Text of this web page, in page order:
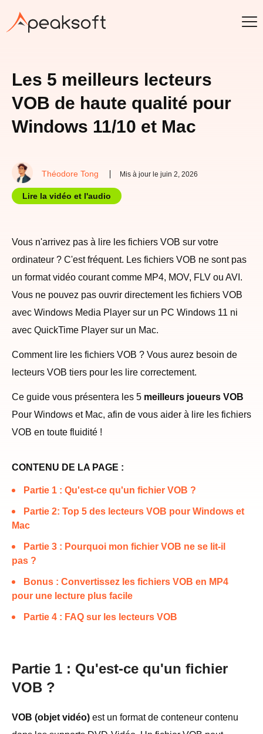
Les 5 meilleurs lecteurs
VOB de haute qualité pour
Windows 11/10 et Mac
Théodore Tong Mis à jour le juin 2, 2026
Lire la vidéo et l'audio
Vous n'arrivez pas à lire les fichiers VOB sur votre
ordinateur ? C'est fréquent. Les fichiers VOB ne sont pas
un format vidéo courant comme MP4, MOV, FLV ou AVI.
Vous ne pouvez pas ouvrir directement les fichiers VOB
avec Windows Media Player sur un PC Windows 11 ni
avec QuickTime Player sur un Mac.
Comment lire les fichiers VOB ? Vous aurez besoin de
lecteurs VOB tiers pour les lire correctement.
Ce guide vous présentera les 5 meilleurs joueurs VOB
Pour Windows et Mac, afin de vous aider à lire les fichiers
VOB en toute fluidité !
CONTENU DE LA PAGE :
Partie 1 : Qu'est-ce qu'un fichier VOB ?
Partie 2: Top 5 des lecteurs VOB pour Windows et
Mac
Partie 3 : Pourquoi mon fichier VOB ne se lit-il
pas ?
Bonus : Convertissez les fichiers VOB en MP4
pour une lecture plus facile
Partie 4 : FAQ sur les lecteurs VOB
Partie 1 : Qu'est-ce qu'un fichier
VOB ?
VOB (objet vidéo) est un format de conteneur contenu